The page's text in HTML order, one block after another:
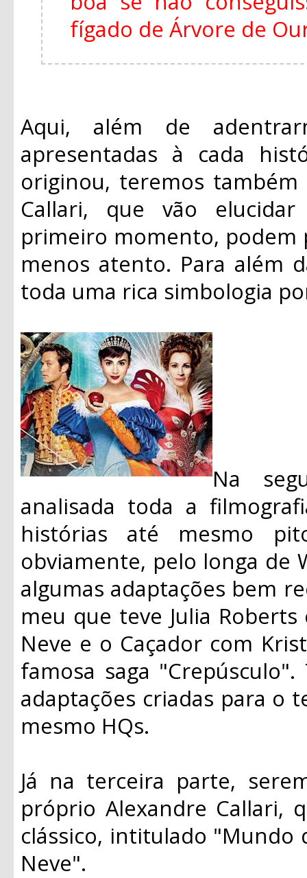
fígado de Árvore de
Aqui, além de
apresentadas à cada
originou, teremos
Callari, que vão
primeiro momento, podem
menos atento. Para além
toda uma rica simbologia
Na
analisada toda a
histórias até mesmo
obviamente, pelo longa de
algumas adaptações bem
meu que teve Julia
Neve e o Caçador com
famosa saga
adaptações criadas para o
mesmo HQs.
Já na terceira parte,
próprio Alexandre Callari,
clássico, intitulado "Mundo
Neve".